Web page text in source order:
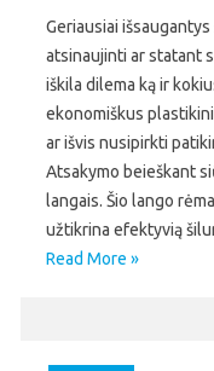
Geriausiai
atsinaujinti ar statant
iškila dilema ką ir
ekonomiškus
ar išvis nusipirkti
Atsakymo beieškant
langais. Šio lango
užtikrina efektyvią
Read More »